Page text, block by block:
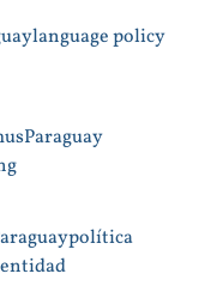
language policy
Paraguay
política